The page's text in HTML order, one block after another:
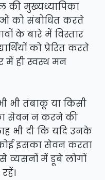
की मुख्यध्यापिका
को संबोधित करते
के बारे में विस्तार
को प्रेरित करते
में ही स्वस्थ मन
भी तंबाकू या किसी
सेवन न करने की
भी दी कि यदि उनके
इसका सेवन करता
व्यसनों में डूबे लोगों